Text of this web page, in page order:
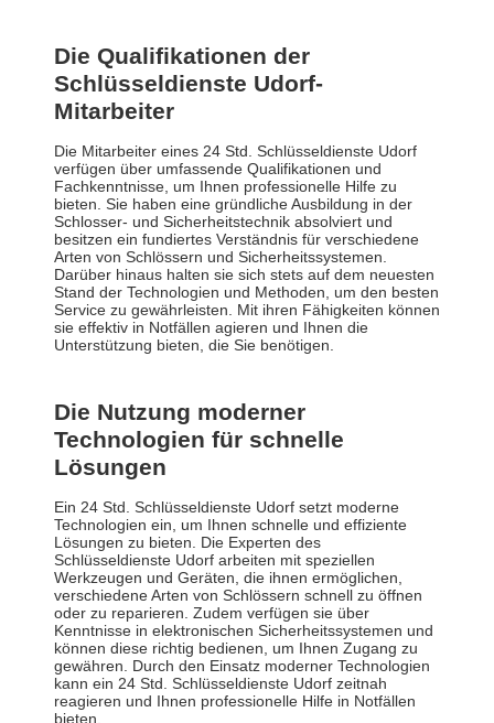
Die Qualifikationen der
Schlüsseldienste Udorf-
Mitarbeiter
Die Mitarbeiter eines 24 Std. Schlüsseldienste Udorf
verfügen über umfassende Qualifikationen und
Fachkenntnisse, um Ihnen professionelle Hilfe zu
bieten. Sie haben eine gründliche Ausbildung in der
Schlosser- und Sicherheitstechnik absolviert und
besitzen ein fundiertes Verständnis für verschiedene
Arten von Schlössern und Sicherheitssystemen.
Darüber hinaus halten sie sich stets auf dem neuesten
Stand der Technologien und Methoden, um den besten
Service zu gewährleisten. Mit ihren Fähigkeiten können
sie effektiv in Notfällen agieren und Ihnen die
Unterstützung bieten, die Sie benötigen.
Die Nutzung moderner
Technologien für schnelle
Lösungen
Ein 24 Std. Schlüsseldienste Udorf setzt moderne
Technologien ein, um Ihnen schnelle und effiziente
Lösungen zu bieten. Die Experten des
Schlüsseldienste Udorf arbeiten mit speziellen
Werkzeugen und Geräten, die ihnen ermöglichen,
verschiedene Arten von Schlössern schnell zu öffnen
oder zu reparieren. Zudem verfügen sie über
Kenntnisse in elektronischen Sicherheitssystemen und
können diese richtig bedienen, um Ihnen Zugang zu
gewähren. Durch den Einsatz moderner Technologien
kann ein 24 Std. Schlüsseldienste Udorf zeitnah
reagieren und Ihnen professionelle Hilfe in Notfällen
bieten.